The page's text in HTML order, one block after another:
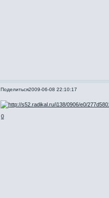
Поделиться2009-06-08 22:10:17
0